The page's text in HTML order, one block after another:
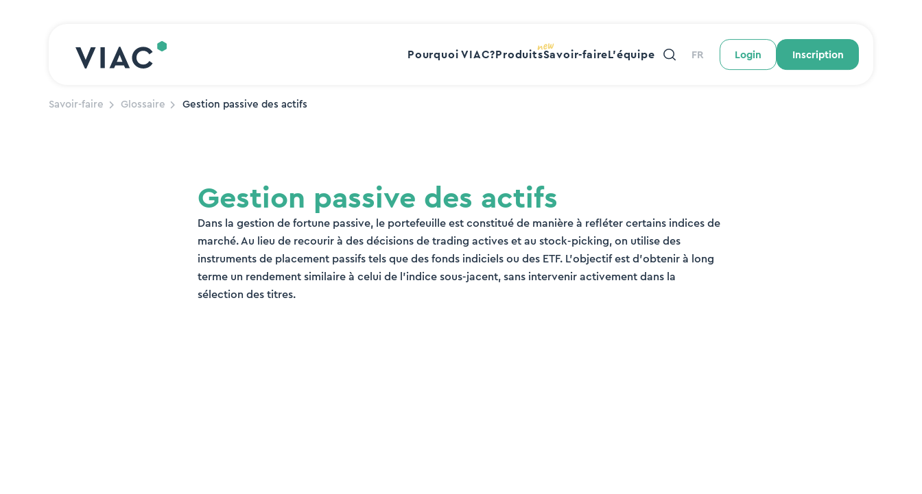
Pourquoi VIAC? ProduitsSavoir-faire L’équipe FR Login Inscription
Savoir-faire Glossaire Gestion passive des actifs
Gestion passive des actifs
Dans la gestion de fortune passive, le portefeuille est constitué de manière à refléter certains indices de
marché. Au lieu de recourir à des décisions de trading actives et au stock-picking, on utilise des
instruments de placement passifs tels que des fonds indiciels ou des ETF. L’objectif est d’obtenir à long
terme un rendement similaire à celui de l’indice sous-jacent, sans intervenir activement dans la
sélection des titres.